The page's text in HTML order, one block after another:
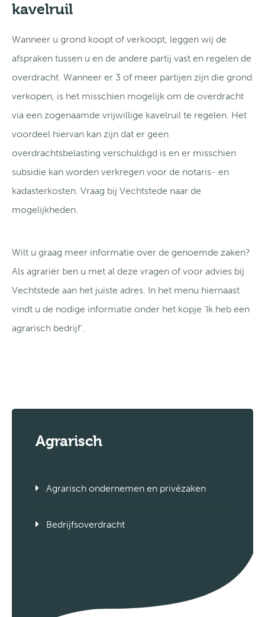
kavelruil
Wanneer u grond koopt of verkoopt, leggen wij de
afspraken tussen u en de andere partij vast en regelen de
overdracht. Wanneer er 3 of meer partijen zijn die grond
verkopen, is het misschien mogelijk om de overdracht
via een zogenaamde vrijwillige kavelruil te regelen. Het
voordeel hiervan kan zijn dat er geen
overdrachtsbelasting verschuldigd is en er misschien
subsidie kan worden verkregen voor de notaris- en
kadasterkosten. Vraag bij Vechtstede naar de
mogelijkheden.
Wilt u graag meer informatie over de genoemde zaken?
Als agrariër ben u met al deze vragen of voor advies bij
Vechtstede aan het juiste adres. In het menu hiernaast
vindt u de nodige informatie onder het kopje ‘Ik heb een
agrarisch bedrijf’.
Agrarisch
Agrarisch ondernemen en privézaken
Bedrijfsoverdracht